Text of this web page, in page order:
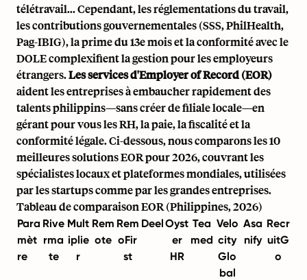
télétravail... Cependant, les réglementations du travail,
les contributions gouvernementales (SSS, PhilHealth,
Pag-IBIG), la prime du 13e mois et la conformité avec le
DOLE complexifient la gestion pour les employeurs
étrangers.Lesservices d'Employer of Record (EOR)
aident les entreprises à embaucher rapidement des
talents philippins—sans créer de filiale locale—en
gérant pour vous les RH, la paie, la fiscalité et la
conformité légale. Ci-dessous, nous comparons les 10
meilleures solutions EOR pour 2026, couvrant les
spécialistes locaux et plateformes mondiales, utilisées
par les startups comme par les grandes entreprises.
Tableau de comparaison EOR (Philippines, 2026)
Para
mèt
re
Rive
rma
te
Mult
iplie
r
Rem
ote
Rem
oFir
st
DeelOyst
er
HR
Tea
med
Velo
city
Glo
bal
Asa
nify
Recr
uitG
o